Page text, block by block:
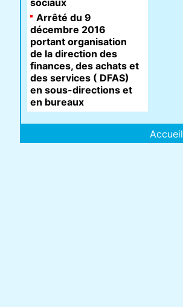
sociaux
Arrêté du 9
décembre 2016
portant organisation
de la direction des
finances, des achats et
des services ( DFAS)
en sous-directions et
en bureaux
Accueil